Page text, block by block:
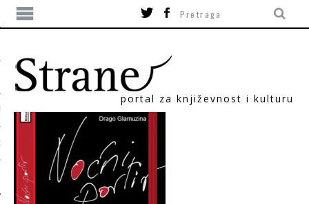
portal za književnost i kulturu